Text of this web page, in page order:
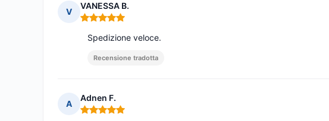
V
VANESSA B.
Nota: 5 su 5
Spedizione veloce.
Recensione tradotta
A
Adnen F.
Nota: 5 su 5